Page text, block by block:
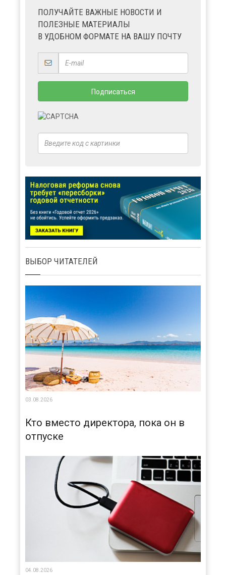
ПОЛУЧАЙТЕ ВАЖНЫЕ НОВОСТИ И
ПОЛЕЗНЫЕ МАТЕРИАЛЫ
В УДОБНОМ ФОРМАТЕ НА ВАШУ ПОЧТУ
ВЫБОР ЧИТАТЕЛЕЙ
03.08.2026
Кто вместо директора, пока он в
отпуске
04.08.2026